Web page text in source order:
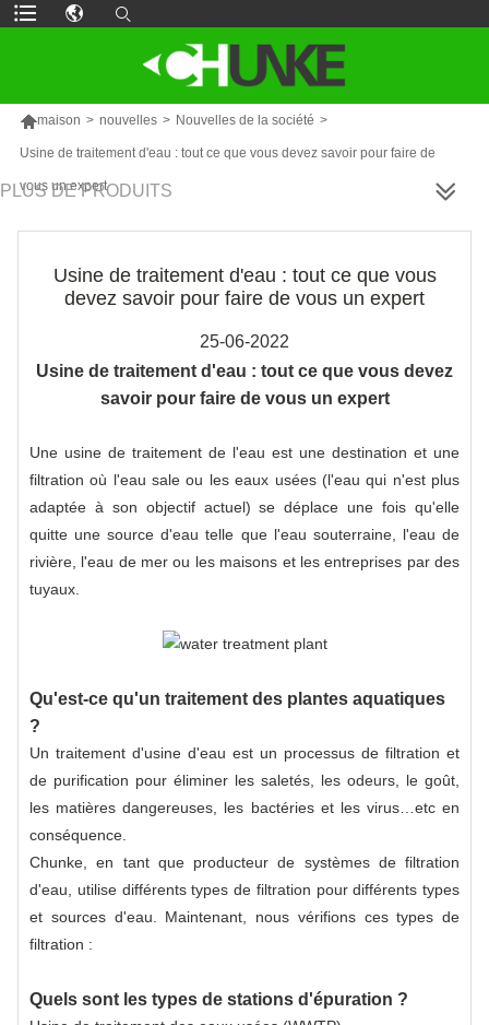
maison > nouvelles > Nouvelles de la société >
Usine de traitement d'eau : tout ce que vous devez savoir pour faire de
vous un expert
PLUS DE PRODUITS
Usine de traitement d'eau : tout ce que vous
devez savoir pour faire de vous un expert
25-06-2022
Usine de traitement d'eau : tout ce que vous devez
savoir pour faire de vous un expert
Une usine de traitement de l'eau est une destination et une
filtration où l'eau sale ou les eaux usées (l'eau qui n'est plus
adaptée à son objectif actuel) se déplace une fois qu'elle
quitte une source d'eau telle que l'eau souterraine, l'eau de
rivière, l'eau de mer ou les maisons et les entreprises par des
tuyaux.
Qu'est-ce qu'un traitement des plantes aquatiques
?
Un traitement d'usine d'eau est un processus de filtration et
de purification pour éliminer les saletés, les odeurs, le goût,
les matières dangereuses, les bactéries et les virus…etc en
conséquence.
Chunke, en tant que producteur de systèmes de filtration
d'eau, utilise différents types de filtration pour différents types
et sources d'eau. Maintenant, nous vérifions ces types de
filtration :
Quels sont les types de stations d'épuration ?